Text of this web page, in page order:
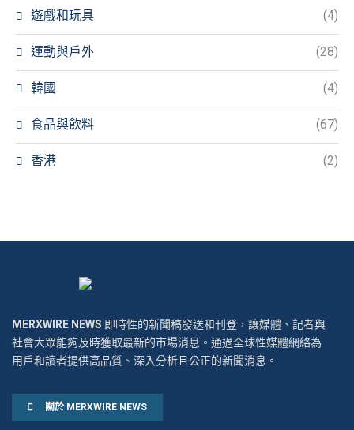
遊戲和玩具 (4)
運動與戶外 (28)
韓國 (4)
食品與飲料 (67)
香港 (2)
MERXWIRE NEWS 即時性的新聞稿發送和刊登，讓媒體、記者與
社會大眾能夠及時獲取最新的市場消息。通過全球性媒體網絡為
用戶和讀者提供高品質、深入分析且公正的新聞消息。
關於 MERXWIRE NEWS